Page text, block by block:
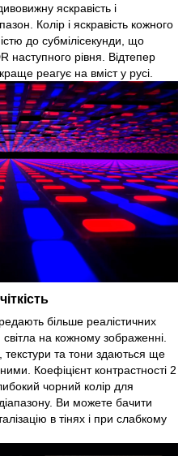
яскравість і
Колір і яскравість кожного
до субмілісекунди, що
наступного рівня. Відтепер
реагує на вміст у русі.
більше реалістичних
на кожному зображенні.
та тони здаються ще
Коефіцієнт контрастності 2
чорний колір для
Ви можете бачити
в тінях і при слабкому